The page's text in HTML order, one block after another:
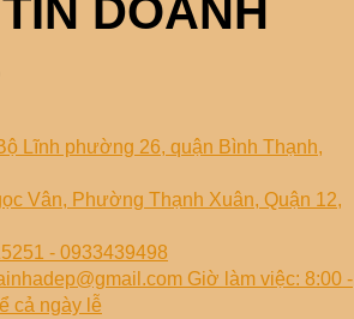
DOANH
Lĩnh phường 26, quận Bình Thạnh,
Vân, Phường Thạnh Xuân, Quận 12,
- 0933439498
Giờ làm việc: 8:00 -
cả ngày lễ